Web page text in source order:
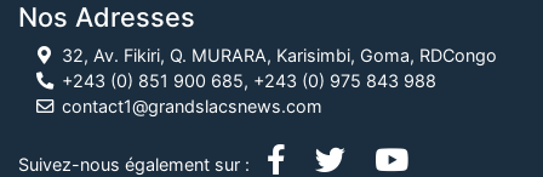
Nos Adresses
32, Av. Fikiri, Q. MURARA, Karisimbi, Goma, RDCongo
+243 (0) 851 900 685, +243 (0) 975 843 988
contact1@grandslacsnews.com
Suivez-nous également sur :